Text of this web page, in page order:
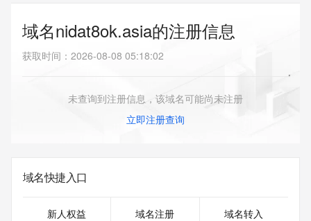
域名nidat8ok.asia的注册信息
获取时间 ： 2026-08-08 05:18:02
未查询到注册信息，该域名可能尚未注册
立即注册查询
域名快捷入口
新人权益 域名注册 域名转入